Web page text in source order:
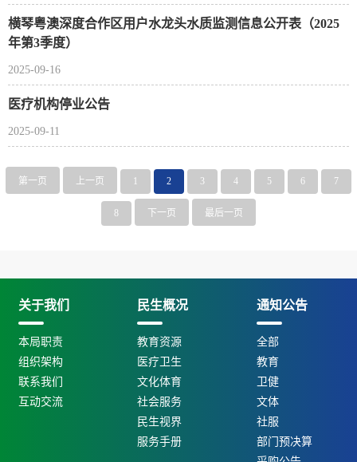
横琴粤澳深度合作区用户水龙头水质监测信息公开表（2025
年第3季度）
2025-09-16
医疗机构停业公告
2025-09-11
第一页 上一页 1 2 3 4 5 6 7
8 下一页 最后一页
关于我们
本局职责
组织架构
联系我们
互动交流
民生概况
教育资源
医疗卫生
文化体育
社会服务
民生视界
服务手册
通知公告
全部
教育
卫健
文体
社服
部门预决算